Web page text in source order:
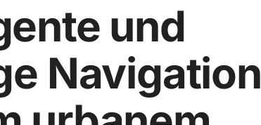
und
Navigation